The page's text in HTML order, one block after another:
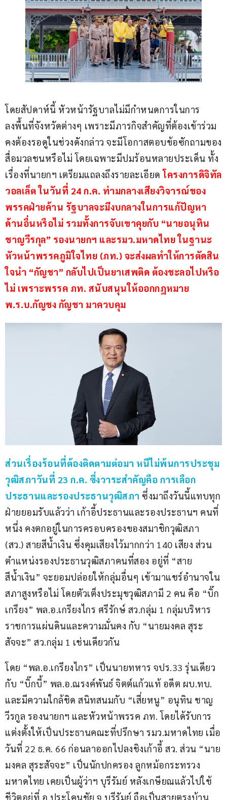
โดยสัปดาห์นี้ หัวหน้ารัฐบาลไม่มีกำหนดการในการ
ลงพื้นที่จังหวัดต่างๆ เพราะมีภารกิจสำคัญที่ต้องเข้าร่วม
คงต้องรอดูในช่วงดังกล่าว จะมีโอกาสตอบข้อซักถามของ
สื่อมวลชนหรือไม่ โดยเฉพาะมีปมร้อนหลายประเด็น ทั้ง
เรื่องที่นายกฯ เตรียมแถลงถึงรายละเอียด โครงการดิจิทัล
วอลเล็ต ในวันที่ 24 ก.ค. ท่ามกลางเสียงวิจารณ์ของ
พรรคฝ่ายค้าน รัฐบาลจะมีงบกลางในการแก้ปัญหา
ด้านอื่นหรือไม่ รวมทั้งการจับเขาคุยกับ “นายอนุทิน
ชาญวีรกุล” รองนายกฯ และรมว.มหาดไทย ในฐานะ
หัวหน้าพรรคภูมิใจไทย (ภท.) จะส่งผลทำให้การตัดสิน
ใจนำ “กัญชา” กลับไปเป็นยาเสพติด ต้องชะลอไปหรือ
ไม่ เพราะพรรค ภท. สนับสนุนให้ออกกฎหมาย
พ.ร.บ.กัญชง กัญชา มาควบคุม
ส่วนเรื่องร้อนที่ต้องติดตามต่อมา หนีไม่พ้นการประชุม
วุฒิสภาวันที่ 23 ก.ค. ซึ่งวาระสำคัญคือ การเลือก
ประธานและรองประธานวุฒิสภา ซึ่งมาถึงวันนี้แทบทุก
ฝ่ายยอมรับแล้วว่า เก้าอี้ประธานและรองประธานฯ คนที่
หนึ่ง คงตกอยู่ในการครอบครองของสมาชิกวุฒิสภา
(สว.) สายสีน้ำเงิน ซึ่งคุมเสียงไว้มากกว่า 140 เสียง ส่วน
ตำแหน่งรองประธานวุฒิสภาคนที่สอง อยู่ที่ “สาย
สีน้ำเงิน” จะยอมปล่อยให้กลุ่มอื่นๆ เข้ามาแชร์อำนาจใน
สภาสูงหรือไม่ โดยตัวเต็งประมุขวุฒิสภามี 2 คน คือ “บิ๊ก
เกรียง” พล.อ.เกรียงไกร ศรีรักษ์ สว.กลุ่ม 1 กลุ่มบริหาร
ราชการแผ่นดินและความมั่นคง กับ “นายมงคล สุระ
สัจจะ” สว.กลุ่ม 1 เช่นเดียวกัน
โดย “พล.อ.เกรียงไกร” เป็นนายทหาร จปร.33 รุ่นเดียว
กับ “บิ๊กบี้” พล.อ.ณรงค์พันธ์ จิตต์แก้วแท้ อดีต ผบ.ทบ.
และมีความใกล้ชิด สนิทสนมกับ “เสี่ยหนู” อนุทิน ชาญ
วีรกูล รองนายกฯ และหัวหน้าพรรค ภท. โดยได้รับการ
แต่งตั้งให้เป็นประธานคณะที่ปรึกษา รมว.มหาดไทย เมื่อ
วันที่ 22 ธ.ค. 66 ก่อนลาออกไปลงชิงเก้าอี้ สว. ส่วน “นาย
มงคล สุระสัจจะ” เป็นนักปกครอง ลูกหม้อกระทรวง
มหาดไทย เคยเป็นผู้ว่าฯ บุรีรัมย์ หลังเกษียณแล้วไปใช้
ชีวิตอยู่ที่ อ.ประโคนชัย จ.บุรีรัมย์ ถือเป็นสายตรงบ้าน